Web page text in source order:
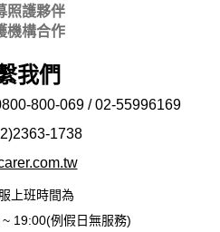
照護夥伴
機構合作
我們
800-069 / 02-55996169
1738
上班時間為
19:00(例假日無服務)